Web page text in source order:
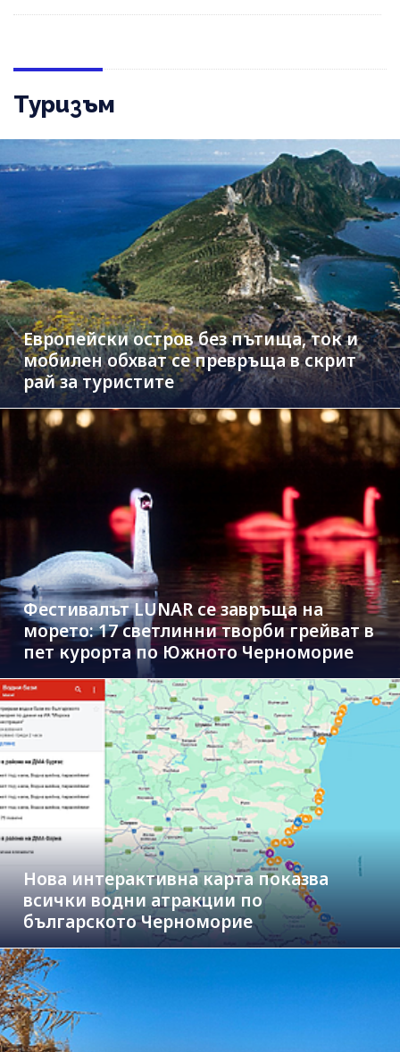
Туризъм
Европейски остров без пътища, ток и
мобилен обхват се превръща в скрит
рай за туристите
Фестивалът LUNAR се завръща на
морето: 17 светлинни творби грейват в
пет курорта по Южното Черноморие
Нова интерактивна карта показва
всички водни атракции по
българското Черноморие